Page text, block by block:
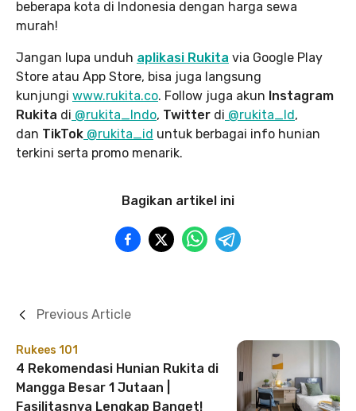
beberapa kota di Indonesia dengan harga sewa
murah!
Jangan lupa unduh aplikasi Rukita via Google Play
Store atau App Store, bisa juga langsung
kunjungi www.rukita.co. Follow juga akun Instagram
Rukita di @rukita_Indo, Twitter di @rukita_Id,
dan TikTok @rukita_id untuk berbagai info hunian
terkini serta promo menarik.
Bagikan artikel ini
Rukees 101
4 Rekomendasi Hunian Rukita di
Mangga Besar 1 Jutaan |
Fasilitasnya Lengkap Banget!
Previous Article